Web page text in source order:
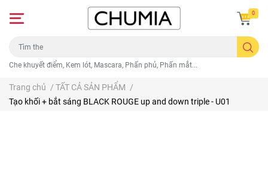
Che khuyết điểm, Kem lót, Mascara, Phấn phủ, Phấn mắt...
0
Trang chủ / TẤT CẢ SẢN PHẨM /
Tạo khối + bắt sáng BLACK ROUGE up and down triple - U01